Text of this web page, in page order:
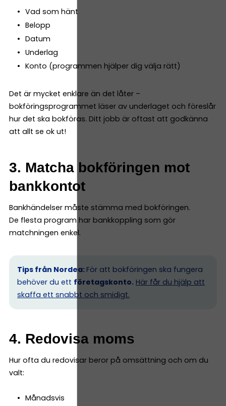
Vad som hänt
Belopp
Datum
Underlag
Konto (programmen hjälper dig välja rätt)
Det är mycket enklare än det låter –
bokföringsprogrammet läser av underlaget och föreslår
hur det ska bokföras. Ditt jobb är oftast att godkänna
att allt se ok ut!
3. Matcha bokföringen mot
bankkontot
Bankhändelser måste stämma med bokföringen.
De flesta program har bankkoppling som gör
matchningen enkel.
Tips från Nordea: För att bokföringen ska fungera
behöver du ett företagskonto. Här får du hjälp att
skaffa ett snabbt och smidigt.
4. Redovisa moms
Hur ofta du redovisar beror på omsättning och om du
valt:
Månadsvis